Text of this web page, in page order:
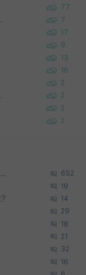
77
돌리는걸까요? 7
17
9
13
16
2
말씀드려야 할까요? 2
2
2
[무료] 2026 미국 대학원 유학 스타터팩 - 가이드북 & 합격자 컨택메일 템플릿 652
19
14
29
18
21
32
16